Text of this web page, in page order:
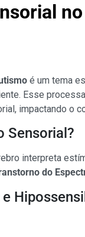
é um tema
Esse
impactando o
Sensorial?
interpreta
do